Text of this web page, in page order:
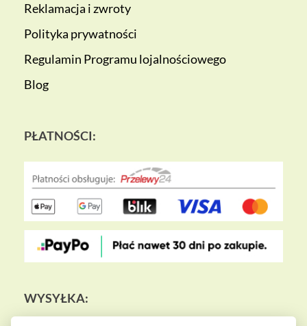
Reklamacja i zwroty
Polityka prywatności
Regulamin Programu lojalnościowego
Blog
PŁATNOŚCI:
WYSYŁKA: